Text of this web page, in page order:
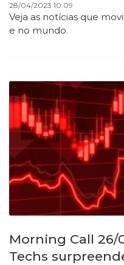
28/04/2023 10:09
Veja as notícias que
e no mundo.
Morning Call 26/
Techs